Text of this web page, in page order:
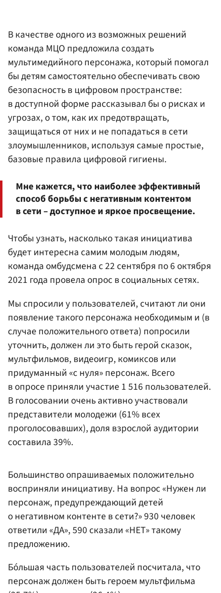
В качестве одного из возможных решений
команда МЦО предложила создать
мультимедийного персонажа, который помогал
бы детям самостоятельно обеспечивать свою
безопасность в цифровом пространстве:
в доступной форме рассказывал бы о рисках и
угрозах, о том, как их предотвращать,
защищаться от них и не попадаться в сети
злоумышленников, используя самые простые,
базовые правила цифровой гигиены.
Мне кажется, что наиболее эффективный
способ борьбы с негативным контентом
в сети – доступное и яркое просвещение.
Чтобы узнать, насколько такая инициатива
будет интересна самим молодым людям,
команда омбудсмена с 22 сентября по 6 октября
2021 года провела опрос в социальных сетях.
Мы спросили у пользователей, считают ли они
появление такого персонажа необходимым и (в
случае положительного ответа) попросили
уточнить, должен ли это быть герой сказок,
мультфильмов, видеоигр, комиксов или
придуманный «с нуля» персонаж. Всего
в опросе приняли участие 1 516 пользователей.
В голосовании очень активно участвовали
представители молодежи (61% всех
проголосовавших), доля взрослой аудитории
составила 39%.
Большинство опрашиваемых положительно
восприняли инициативу. На вопрос «Нужен ли
персонаж, предупреждающий детей
о негативном контенте в сети?» 930 человек
ответили «ДА», 590 сказали «НЕТ» такому
предложению.
Бóльшая часть пользователей посчитала, что
персонаж должен быть героем мультфильма